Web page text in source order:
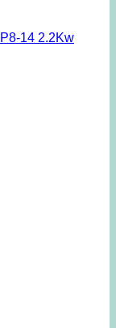
14 2.2Kw